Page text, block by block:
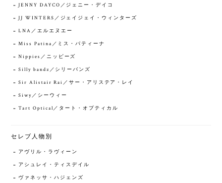
JENNY DAYCO／ジェニー・デイコ
JJ WINTERS／ジェイジェイ・ウィンターズ
LNA／エルエヌエー
Miss Patina／ミス・パティーナ
Nippies／ニッピーズ
Silly bandz／シリーバンズ
Sir Alistair Rai／サー・アリステア・レイ
Siwy／シーウィー
Tart Optical／タート・オプティカル
セレブ人物別
アヴリル・ラヴィーン
アシュレイ・ティスデイル
ヴァネッサ・ハジェンズ